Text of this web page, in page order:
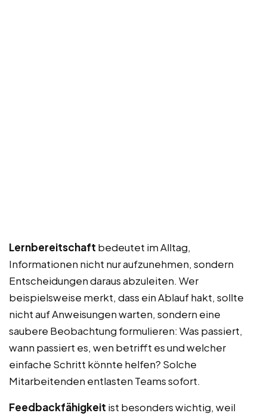
Lernbereitschaft bedeutet im Alltag,
Informationen nicht nur aufzunehmen, sondern
Entscheidungen daraus abzuleiten. Wer
beispielsweise merkt, dass ein Ablauf hakt, sollte
nicht auf Anweisungen warten, sondern eine
saubere Beobachtung formulieren: Was passiert,
wann passiert es, wen betrifft es und welcher
einfache Schritt könnte helfen? Solche
Mitarbeitenden entlasten Teams sofort.
Feedbackfähigkeit ist besonders wichtig, weil